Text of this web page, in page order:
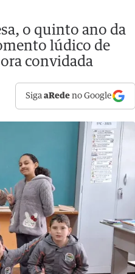
o quinto ano da
lúdico de
convidada
SigaaRede no Google